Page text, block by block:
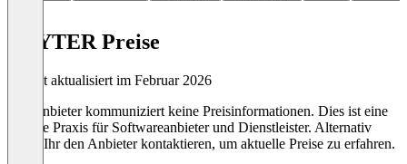
BRYTER Preise
Zuletzt aktualisiert im Februar 2026
Der Anbieter kommuniziert keine Preisinformationen. Dies ist eine
übliche Praxis für Softwareanbieter und Dienstleister. Alternativ
könnt Ihr den Anbieter kontaktieren, um aktuelle Preise zu erfahren.